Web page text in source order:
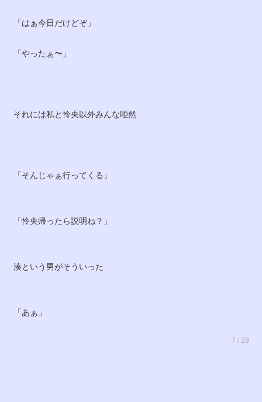
「はぁ今日だけどぞ」
「やったぁ〜」
それには私と怜央以外みんな唖然
「そんじゃぁ行ってくる」
「怜央帰ったら説明ね？」
湊という男がそういった
「あぁ」
7 / 28